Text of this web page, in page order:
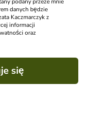
danych będzie
Kaczmarczyk z
informacji
oraz
się